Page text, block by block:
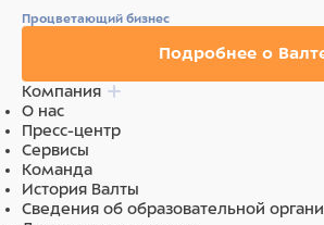
Процветающий бизнес
Подробнее о
Компания
О нас
Пресс-центр
Сервисы
Команда
История Валты
Сведения об образовательной